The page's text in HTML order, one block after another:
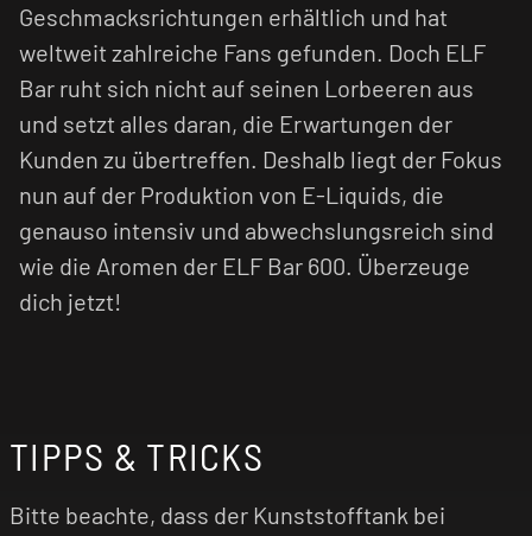
Geschmacksrichtungen erhältlich und hat
weltweit zahlreiche Fans gefunden. Doch ELF
Bar ruht sich nicht auf seinen Lorbeeren aus
und setzt alles daran, die Erwartungen der
Kunden zu übertreffen. Deshalb liegt der Fokus
nun auf der Produktion von E-Liquids, die
genauso intensiv und abwechslungsreich sind
wie die Aromen der ELF Bar 600. Überzeuge
dich jetzt!
TIPPS & TRICKS
Bitte beachte, dass der Kunststofftank bei